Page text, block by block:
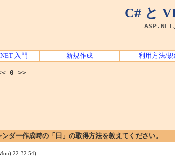
C# と
入門 新規作成 利用方法/規
0 >>
ンダー作成時の「日」の取得方法を教えてください。
22:32:54)